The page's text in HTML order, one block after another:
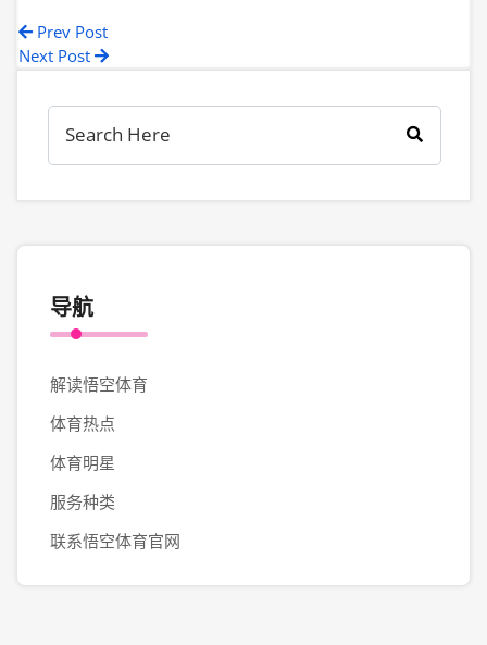
Prev Post
Next Post
导航
解读悟空体育
体育热点
体育明星
服务种类
联系悟空体育官网